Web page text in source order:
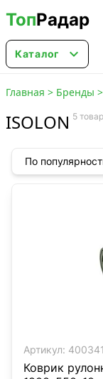
ТопРадар
Каталог 
Главная > Бренды >
ISOLON 5
По
Артикул: 400341
Коврик